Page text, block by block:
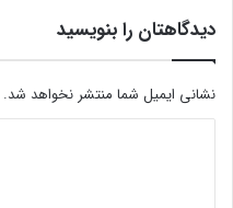
دیدگاهتان را بنویسید
نشانی ایمیل شما منتشر نخواهد شد.